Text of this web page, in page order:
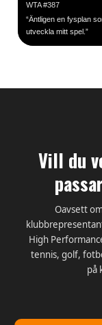
WTA #387
“Äntligen en fysplan
utveckla mitt spel.”
Vill du
Oavsett
High
tennis, golf,
på